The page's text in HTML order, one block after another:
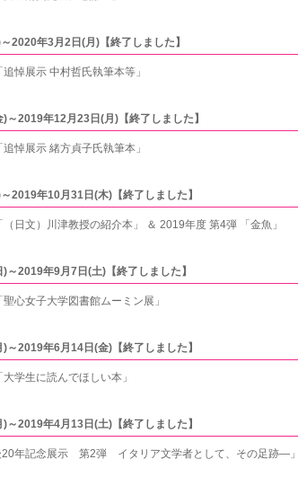
2020年3月2日(月)【終了しました】
悼展示 中村哲氏執筆本等」
～2019年12月23日(月)【終了しました】
悼展示 緒方貞子氏執筆本」
2019年10月31日(木)【終了しました】
日文）川津教授の紹介本」 ＆ 2019年度 第4弾 「金魚」
～2019年9月7日(土)【終了しました】
心女子大学図書館ムーミン展」
～2019年6月14日(金)【終了しました】
学生に読んでほしい本」
～2019年4月13日(土)【終了しました】
20年記念展示 第2弾 イタリア文学者として、その足跡―」